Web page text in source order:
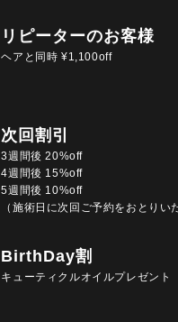
リピーターのお客様
ヘアと同時 ¥1,100off
次回割引
3週間後 20%off
4週間後 15%off
5週間後 10%off
（施術日に次回ご予約をおとりい
BirthDay割
キューティクルオイルプレゼント